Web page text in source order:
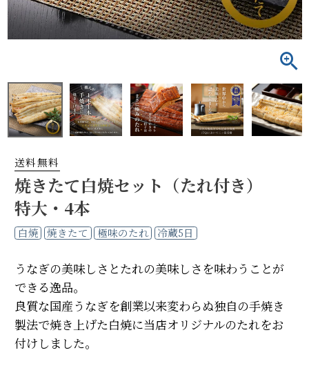
送料無料
焼きたて白焼セット（たれ付き）
特大・4本
白焼 焼きたて 極味のたれ 冷蔵5日
うなぎの美味しさとたれの美味しさを味わうことが
できる逸品。
良質な国産うなぎを創業以来変わらぬ独自の手焼き
製法で焼き上げた白焼に当店オリジナルのたれをお
付けしました。